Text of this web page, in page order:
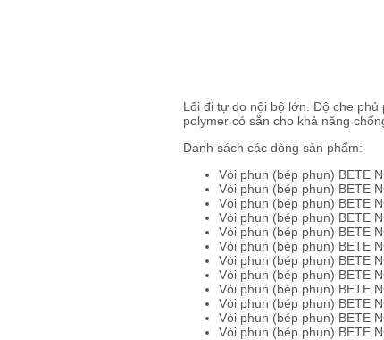
Lối đi tự do nội bộ lớn. Độ che phủ
polymer có sẵn cho khả năng
Danh sách các dòng sản phẩm:
Vòi phun (bép phun) BETE
Vòi phun (bép phun) BETE
Vòi phun (bép phun) BETE
Vòi phun (bép phun) BETE
Vòi phun (bép phun) BETE
Vòi phun (bép phun) BETE
Vòi phun (bép phun) BETE
Vòi phun (bép phun) BETE
Vòi phun (bép phun) BETE
Vòi phun (bép phun) BETE
Vòi phun (bép phun) BETE
Vòi phun (bép phun) BETE